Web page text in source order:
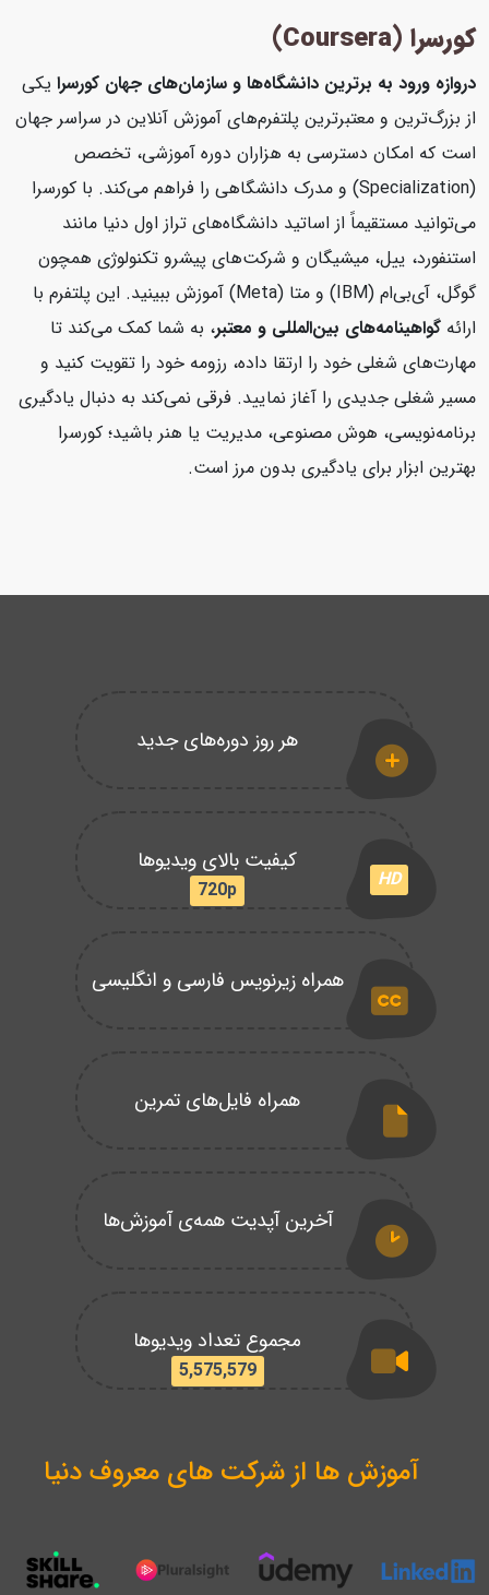
کورسرا (Coursera)
دروازه ورود به برترین دانشگاه‌ها و سازمان‌های جهان کورسرایکی
از بزرگ‌ترین و معتبرترین پلتفرم‌های آموزش آنلاین در سراسر جهان
است که امکان دسترسی به هزاران دوره آموزشی، تخصص
(Specialization) و مدرک دانشگاهی را فراهم می‌کند. با کورسرا
می‌توانید مستقیماً از اساتید دانشگاه‌های تراز اول دنیا مانند
استنفورد، ییل، میشیگان و شرکت‌های پیشرو تکنولوژی همچون
گوگل، آی‌بی‌ام (IBM) و متا (Meta) آموزش ببینید. این پلتفرم با
ارائهگواهینامه‌های بین‌المللی و معتبر، به شما کمک می‌کند تا
مهارت‌های شغلی خود را ارتقا داده، رزومه خود را تقویت کنید و
مسیر شغلی جدیدی را آغاز نمایید. فرقی نمی‌کند به دنبال یادگیری
برنامه‌نویسی، هوش مصنوعی، مدیریت یا هنر باشید؛ کورسرا
بهترین ابزار برای یادگیری بدون مرز است.
هر روز دوره‌های جدید
HD
کیفیت بالای ویدیوها
720p
همراه زیرنویس فارسی و انگلیسی
همراه فایل‌های تمرین
آخرین آپدیت همه‌ی آموزش‌ها
مجموع تعداد ویدیوها
5,575,579
آموزش ها از شرکت های معروف دنیا